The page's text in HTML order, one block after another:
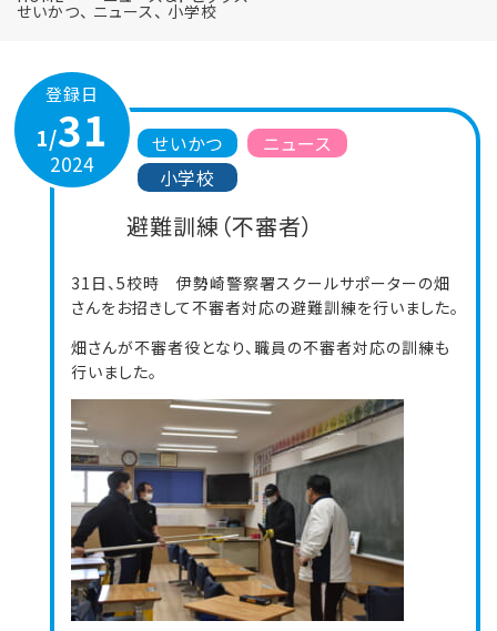
せいかつ、 ニュース、 小学校
登録日
1/31
2024
せいかつ
ニュース
小学校
避難訓練（不審者）
31日、5校時 伊勢崎警察署スクールサポーターの畑
さんをお招きして不審者対応の避難訓練を行いました。
畑さんが不審者役となり、職員の不審者対応の訓練も
行いました。